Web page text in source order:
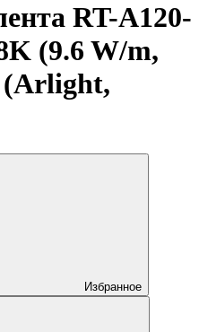
RT-A120-
(9.6 W/m,
(Arlight,
Избранное